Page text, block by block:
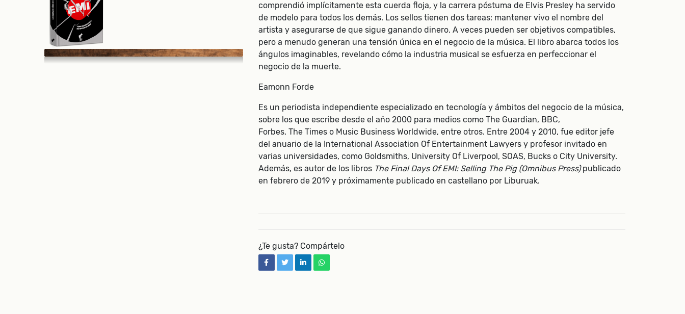
comprendió implícitamente esta cuerda floja, y la carrera póstuma de Elvis Presley ha servido
de modelo para todos los demás. Los sellos tienen dos tareas: mantener vivo el nombre del
artista y asegurarse de que sigue ganando dinero. A veces pueden ser objetivos compatibles,
pero a menudo generan una tensión única en el negocio de la música. El libro abarca todos los
ángulos imaginables, revelando cómo la industria musical se esfuerza en perfeccionar el
negocio de la muerte.
Eamonn Forde
Es un periodista independiente especializado en tecnología y ámbitos del negocio de la música,
sobre los que escribe desde el año 2000 para medios como The Guardian, BBC,
Forbes, The Times o Music Business Worldwide, entre otros. Entre 2004 y 2010, fue editor jefe
del anuario de la International Association Of Entertainment Lawyers y profesor invitado en
varias universidades, como Goldsmiths, University Of Liverpool, SOAS, Bucks o City University.
Además, es autor de los libros The Final Days Of EMI: Selling The Pig (Omnibus Press)publicado
en febrero de 2019 y próximamente publicado en castellano por Liburuak.
¿Te gusta? Compártelo
facebooktwitterlinkedinwhatsapp